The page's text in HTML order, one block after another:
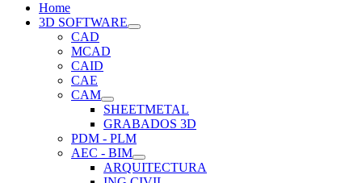
Home
3D SOFTWARE
CAD
MCAD
CAID
CAE
CAM
SHEETMETAL
GRABADOS 3D
PDM - PLM
AEC - BIM
ARQUITECTURA